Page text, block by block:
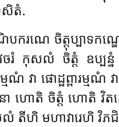
សិតំ.
បករណេ ចិត្តុប្បាទកណ្
វចរំ កុសលំ ចិត្តំ ឧ
ម្មណំ វា ផោដ្ឋព្ពារម្
ា ហោតិ ចិត្តំ ហោតិ
លំ តីហិ មហាវារេហិ វិភ